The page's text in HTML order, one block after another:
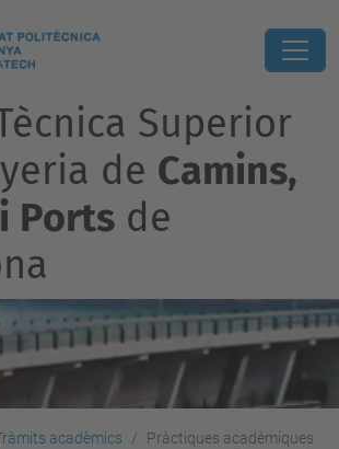
Superior
de Camins,
Ports de
acadèmics Pràctiques acadèmiques